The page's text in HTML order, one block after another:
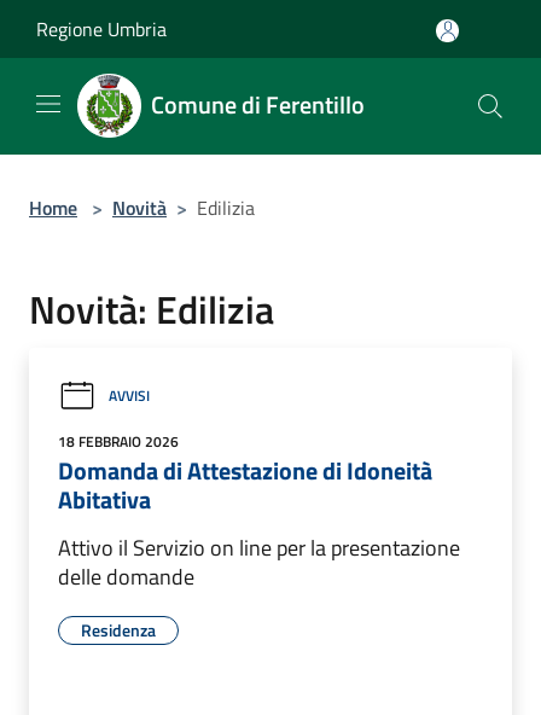
Regione Umbria
Comune di Ferentillo
Home > Novità > Edilizia
Novità: Edilizia
AVVISI
18 FEBBRAIO 2026
Domanda di Attestazione di Idoneità
Abitativa
Attivo il Servizio on line per la presentazione
delle domande
Residenza